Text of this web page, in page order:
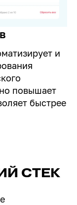
и
повышает
быстрее
СТЕК